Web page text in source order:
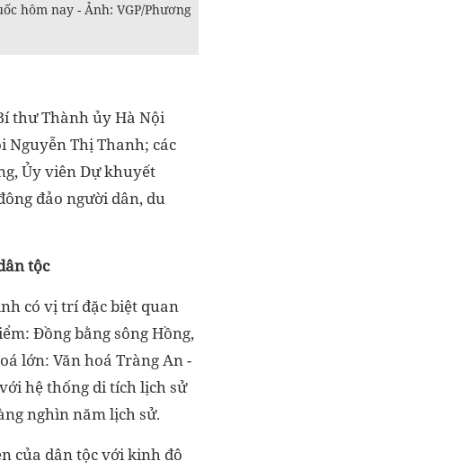
hôm nay - Ảnh: VGP/Phương
thư Thành ủy Hà Nội
Nguyễn Thị Thanh; các
Ủy viên Dự khuyết
đảo người dân, du
tộc
có vị trí đặc biệt quan
Đồng bằng sông Hồng,
lớn: Văn hoá Tràng An -
hệ thống di tích lịch sử
nghìn năm lịch sử.
của dân tộc với kinh đô